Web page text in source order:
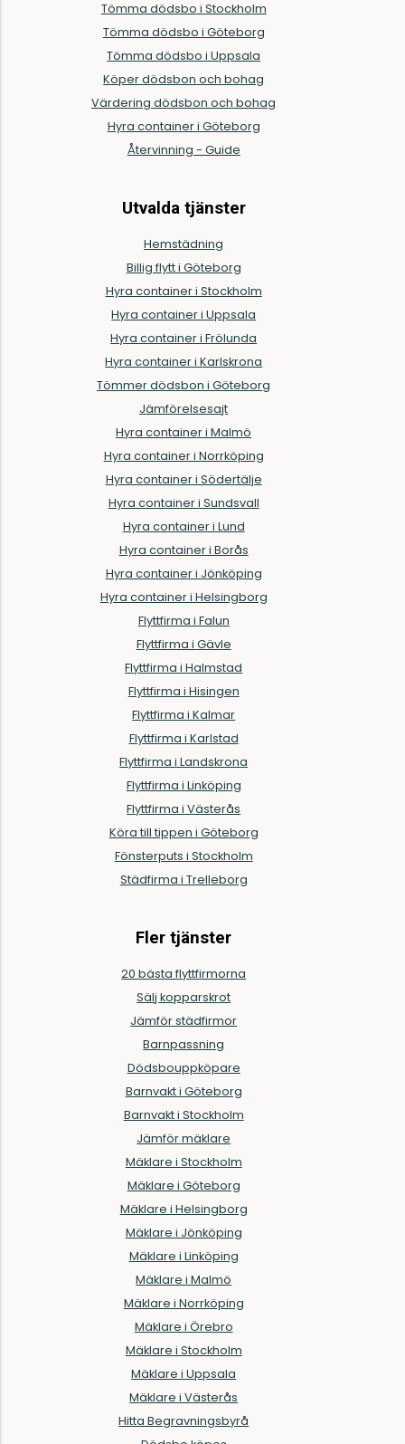
Tömma dödsbo i Stockholm
Tömma dödsbo i Göteborg
Tömma dödsbo i Uppsala
Köper dödsbon och bohag
Värdering dödsbon och bohag
Hyra container i Göteborg
Återvinning - Guide
Utvalda tjänster
Hemstädning
Billig flytt i Göteborg
Hyra container i Stockholm
Hyra container i Uppsala
Hyra container i Frölunda
Hyra container i Karlskrona
Tömmer dödsbon i Göteborg
Jämförelsesajt
Hyra container i Malmö
Hyra container i Norrköping
Hyra container i Södertälje
Hyra container i Sundsvall
Hyra container i Lund
Hyra container i Borås
Hyra container i Jönköping
Hyra container i Helsingborg
Flyttfirma i Falun
Flyttfirma i Gävle
Flyttfirma i Halmstad
Flyttfirma i Hisingen
Flyttfirma i Kalmar
Flyttfirma i Karlstad
Flyttfirma i Landskrona
Flyttfirma i Linköping
Flyttfirma i Västerås
Köra till tippen i Göteborg
Fönsterputs i Stockholm
Städfirma i Trelleborg
Fler tjänster
20 bästa flyttfirmorna
Sälj kopparskrot
Jämför städfirmor
Barnpassning
Dödsbouppköpare
Barnvakt i Göteborg
Barnvakt i Stockholm
Jämför mäklare
Mäklare i Stockholm
Mäklare i Göteborg
Mäklare i Helsingborg
Mäklare i Jönköping
Mäklare i Linköping
Mäklare i Malmö
Mäklare i Norrköping
Mäklare i Örebro
Mäklare i Stockholm
Mäklare i Uppsala
Mäklare i Västerås
Hitta Begravningsbyrå